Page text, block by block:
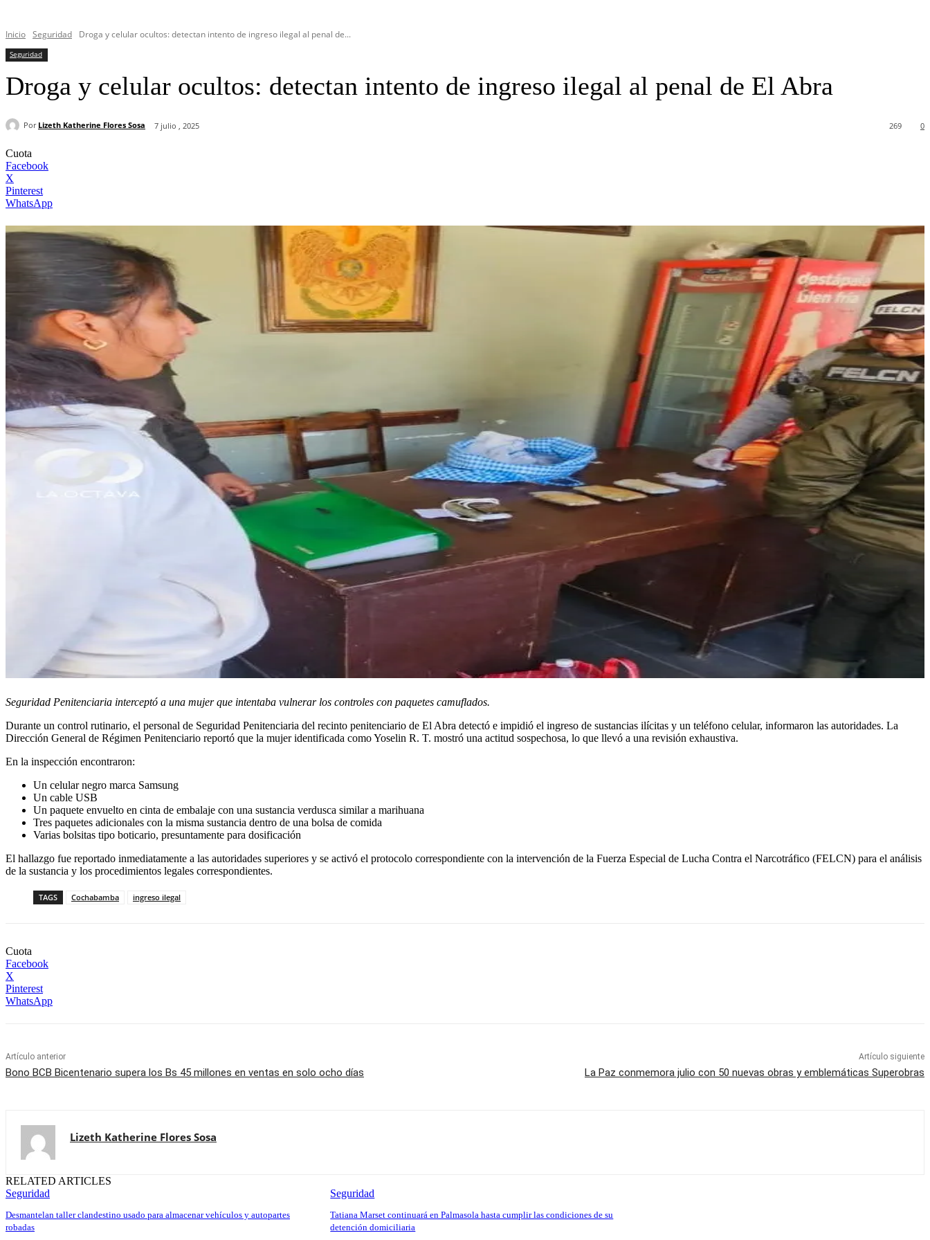
Inicio Seguridad Droga y celular ocultos: detectan intento de ingreso ilegal al penal de...
Seguridad
Droga y celular ocultos: detectan intento de ingreso ilegal al penal de El Abra
Por Lizeth Katherine Flores Sosa 7 julio , 2025 0
269
Cuota
Facebook
X
Pinterest
WhatsApp
Seguridad Penitenciaria interceptó a una mujer que intentaba vulnerar los controles con paquetes camuflados.
Durante un control rutinario, el personal de Seguridad Penitenciaria del recinto penitenciario de El Abra detectó e impidió el ingreso de sustancias ilícitas y un teléfono celular, informaron las autoridades. La
Dirección General de Régimen Penitenciario reportó que la mujer identificada como Yoselin R. T. mostró una actitud sospechosa, lo que llevó a una revisión exhaustiva.
En la inspección encontraron:
Un celular negro marca Samsung
Un cable USB
Un paquete envuelto en cinta de embalaje con una sustancia verdusca similar a marihuana
Tres paquetes adicionales con la misma sustancia dentro de una bolsa de comida
Varias bolsitas tipo boticario, presuntamente para dosificación
El hallazgo fue reportado inmediatamente a las autoridades superiores y se activó el protocolo correspondiente con la intervención de la Fuerza Especial de Lucha Contra el Narcotráfico (FELCN) para el análisis
de la sustancia y los procedimientos legales correspondientes.
TAGS Cochabamba ingreso ilegal
Cuota
Facebook
X
Pinterest
WhatsApp
Artículo anterior
Bono BCB Bicentenario supera los Bs 45 millones en ventas en solo ocho días
Artículo siguiente
La Paz conmemora julio con 50 nuevas obras y emblemáticas Superobras
Lizeth Katherine Flores Sosa
RELATED ARTICLES
Seguridad
Desmantelan taller clandestino usado para almacenar vehículos y autopartes
robadas
Seguridad
Tatiana Marset continuará en Palmasola hasta cumplir las condiciones de su
detención domiciliaria